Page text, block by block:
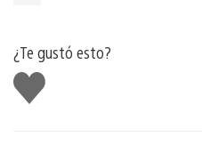
¿Te gustó esto?
Me
gusta